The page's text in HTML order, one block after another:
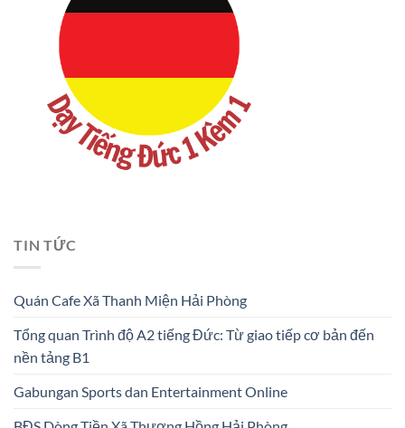
TIN TỨC
Quán Cafe Xã Thanh Miện Hải Phòng
Tổng quan Trình độ A2 tiếng Đức: Từ giao tiếp cơ bản đến
nền tảng B1
Gabungan Sports dan Entertainment Online